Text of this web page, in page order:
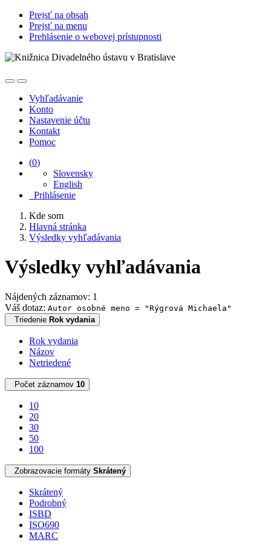
Prejsť na obsah
Prejsť na menu
Prehlásenie o webovej prístupnosti
Vyhľadávanie
Konto
Nastavenie účtu
Kontakt
Pomoc
(0)
Slovensky
English
Prihlásenie
Kde som
Hlavná stránka
Výsledky vyhľadávania
Výsledky vyhľadávania
Nájdených záznamov: 1
Váš dotaz: Autor osobné meno = "Rýgrová Michaela"
Triedenie Rok vydania
Rok vydania
Názov
Netriedené
Počet záznamov 10
10
20
30
50
100
Zobrazovacie formáty Skrátený
Skrátený
Podrobný
ISBD
ISO690
MARC